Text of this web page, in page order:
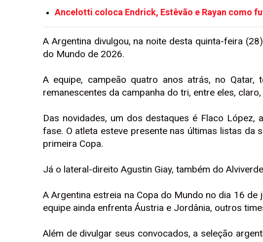
Ancelotti coloca Endrick, Estêvão e Rayan como
A Argentina divulgou, na noite desta quinta-feira
do Mundo de 2026.
A equipe, campeão quatro anos atrás, no
remanescentes da campanha do tri, entre eles,
Das novidades, um dos destaques é Flaco López,
fase. O atleta esteve presente nas últimas listas da
primeira Copa.
Já o lateral-direito Agustin Giay, também do
A Argentina estreia na Copa do Mundo no dia 16 de
equipe ainda enfrenta Áustria e Jordânia, outros
Além de divulgar seus convocados, a seleção